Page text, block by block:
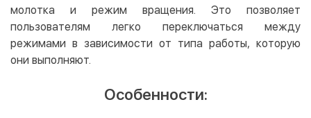
Покупка частями (Монобанк)
молотка и режим вращения. Это позволяет
пользователям легко переключаться между
режимами в зависимости от типа работы, которую
они выполняют.
Особенности: